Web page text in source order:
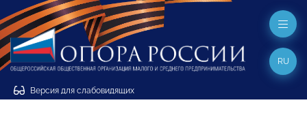
Версия для слабовидящих
RU